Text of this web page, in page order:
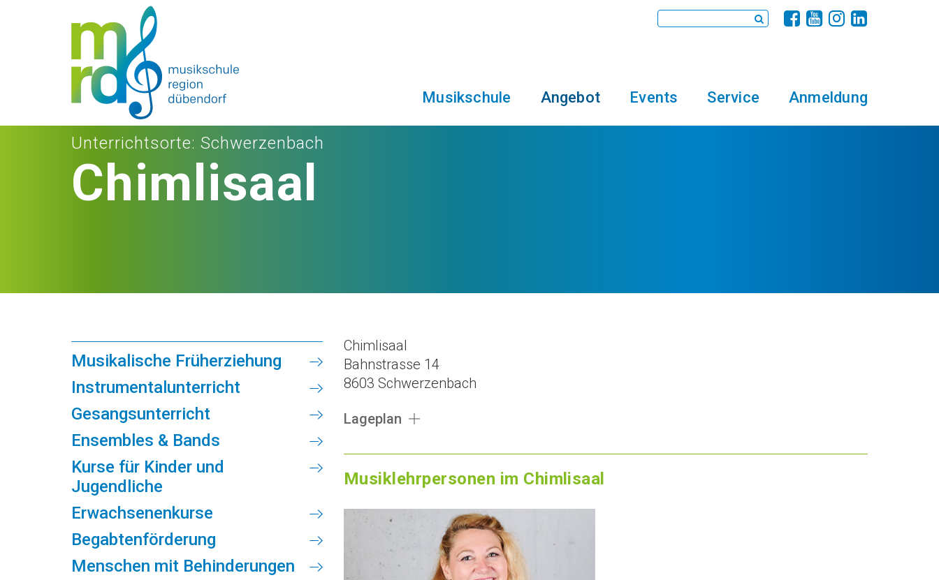
Musikschule Angebot Events Service Anmeldung
Unterrichtsorte: Schwerzenbach
Chimlisaal
Musikalische Früherziehung
Instrumentalunterricht
Gesangsunterricht
Ensembles & Bands
Kurse für Kinder und
Jugendliche
Erwachsenenkurse
Begabtenförderung
Menschen mit Behinderungen
Chimlisaal
Bahnstrasse 14
8603 Schwerzenbach
Lageplan
Musiklehrpersonen im Chimlisaal